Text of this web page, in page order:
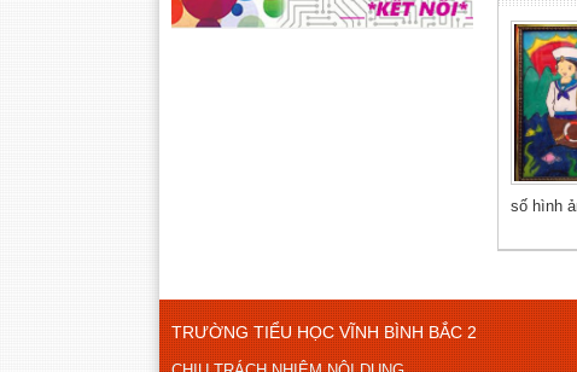
số hình
TRƯỜNG TIỂU HỌC VĨNH BÌNH BẮC 2